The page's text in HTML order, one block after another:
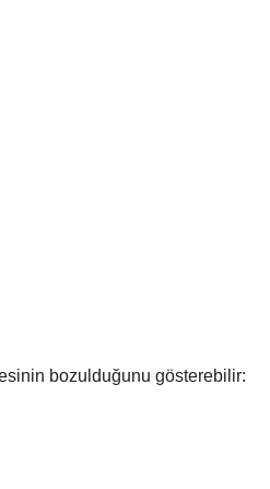
bozulduğunu gösterebilir: